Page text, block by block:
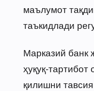
маълумот
таъкидлади
Марказий банк
ҳуқуқ-
қилишни